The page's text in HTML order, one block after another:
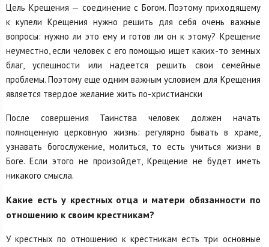
Цель Крещения — соединение с Богом. Поэтому приходящему
к купели Крещения нужно решить для себя очень важные
вопросы: нужно ли это ему и готов ли он к этому? Крещение
неуместно, если человек с его помощью ищет каких-то земных
благ, успешности или надеется решить свои семейные
проблемы. Поэтому еще одним важным условием для Крещения
является твердое желание жить по-христиански
После совершения Таинства человек должен начать
полноценную церковную жизнь: регулярно бывать в храме,
узнавать богослужение, молиться, то есть учиться жизни в
Боге. Если этого не произойдет, Крещение не будет иметь
никакого смысла.
Какие есть у крестных отца и матери обязанности по
отношению к своим крестникам?
У крестных по отношению к крестникам есть три основные